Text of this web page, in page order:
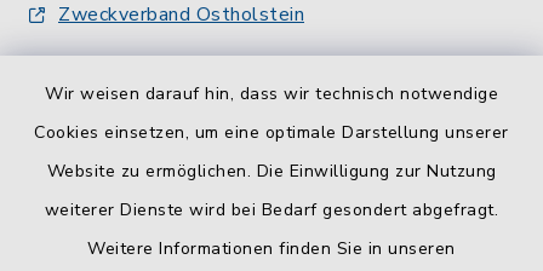
Wir weisen darauf hin, dass wir technisch notwendige
Cookies einsetzen, um eine optimale Darstellung unserer
Website zu ermöglichen. Die Einwilligung zur Nutzung
weiterer Dienste wird bei Bedarf gesondert abgefragt.
Weitere Informationen finden Sie in unseren
Zweckverband Ostholstein
Barrierefreiheit